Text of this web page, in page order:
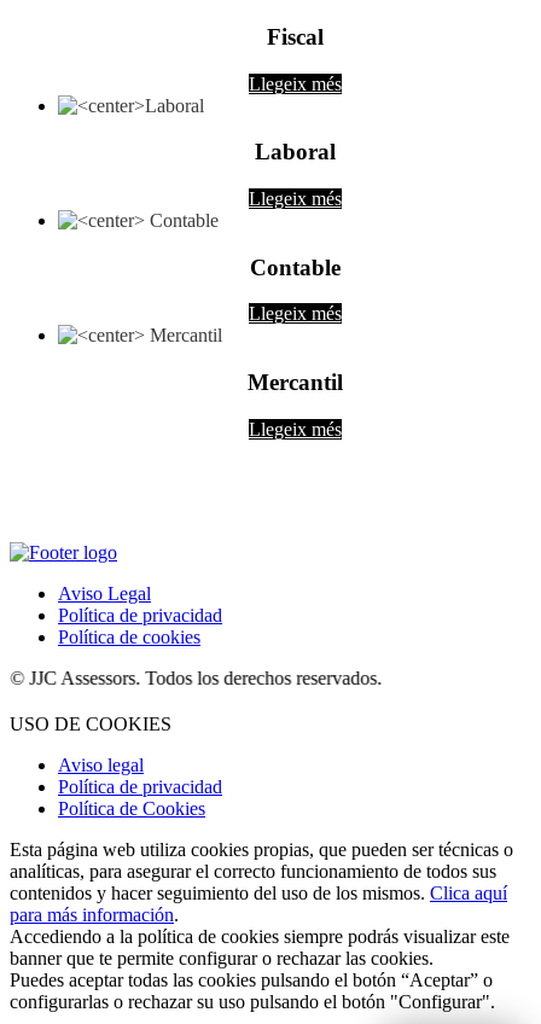
Fiscal
Llegeix més
Laboral
Llegeix més
Contable
Llegeix més
Mercantil
Llegeix més
Aviso Legal
Política de privacidad
Política de cookies
Assessors. Todos los derechos reservados.
USO DE COOKIES
Aviso legal
Política de privacidad
Política de Cookies
Esta página web utiliza cookies propias, que pueden ser técnicas o
analíticas, para asegurar el correcto funcionamiento de todos sus
contenidos y hacer seguimiento del uso de los mismos. Clica aquí
para más información.
Accediendo a la política de cookies siempre podrás visualizar este
banner que te permite configurar o rechazar las cookies.
Puedes aceptar todas las cookies pulsando el botón “Aceptar” o
configurarlas o rechazar su uso pulsando el botón "Configurar".